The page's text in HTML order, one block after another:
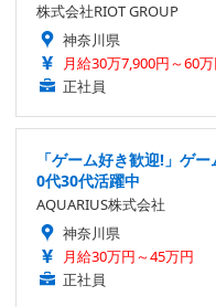
株式会社RIOT GROUP
神奈川県
月給30万7,900円～60
正社員
「ゲーム好き歓迎!」ゲ
0代30代活躍中
AQUARIUS株式会社
神奈川県
月給30万円～45万円
正社員